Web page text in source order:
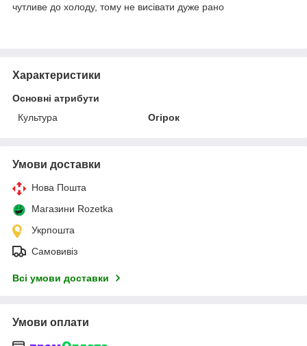
чутливе до холоду, тому не висівати дуже рано
Характеристики
Основні атрибути
Культура
Огірок
Умови доставки
Нова Пошта
Магазини Rozetka
Укрпошта
Самовивіз
Всі умови доставки
Умови оплати